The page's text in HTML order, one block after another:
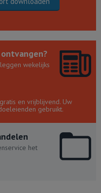
wekelijks
en vrijblijvend. Uw
gebruikt.
het